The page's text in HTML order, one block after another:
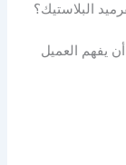
البلاستيك؟
يفهم العميل